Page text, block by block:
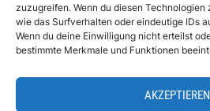
zuzugreifen. Wenn du diesen
wie das Surfverhalten oder eindeutige IDs
Wenn du deine Einwilligung nicht erteilst
bestimmte Merkmale und Funktionen
AKZEPTIEREN
Hintersee
IMPRESSUM &